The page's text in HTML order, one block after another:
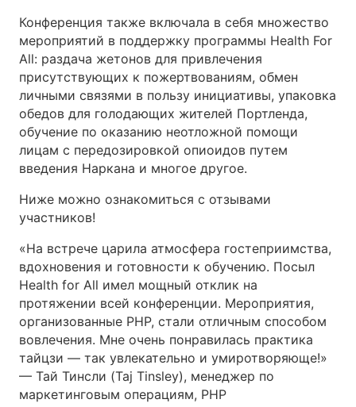
Конференция также включала в себя множество
мероприятий в поддержку программы Health For
All: раздача жетонов для привлечения
присутствующих к пожертвованиям, обмен
личными связями в пользу инициативы, упаковка
обедов для голодающих жителей Портленда,
обучение по оказанию неотложной помощи
лицам с передозировкой опиоидов путем
введения Наркана и многое другое.
Ниже можно ознакомиться с отзывами
участников!
«На встрече царила атмосфера гостеприимства,
вдохновения и готовности к обучению. Посыл
Health for All имел мощный отклик на
протяжении всей конференции. Мероприятия,
организованные PHP, стали отличным способом
вовлечения. Мне очень понравилась практика
тайцзи — так увлекательно и умиротворяюще!»
— Тай Тинсли (Taj Tinsley), менеджер по
маркетинговым операциям, PHP